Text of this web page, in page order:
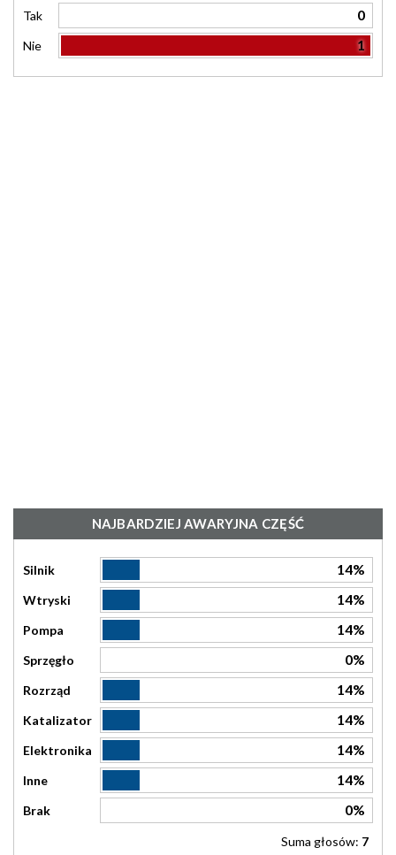
Tak
0
Nie 1
NAJBARDZIEJ AWARYJNA CZĘŚĆ
Silnik 14%
Wtryski 14%
Pompa 14%
Sprzęgło 0%
Rozrząd 14%
Katalizator 14%
Elektronika 14%
Inne 14%
Brak 0%
Suma głosów: 7